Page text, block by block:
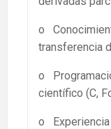
o
transferencia
o
científico (C,
o Experiencia